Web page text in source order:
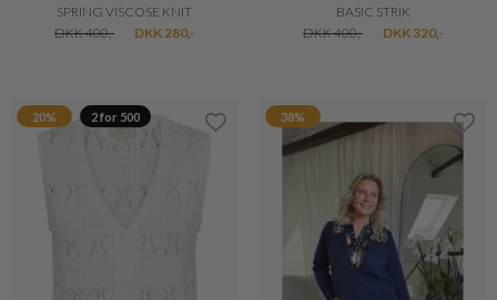
AUTUMN COTTON KNIT
DKK 499,-
DKK 349,30
MILANO KNIT
DKK 699,-
DKK 400,-
30% 20%